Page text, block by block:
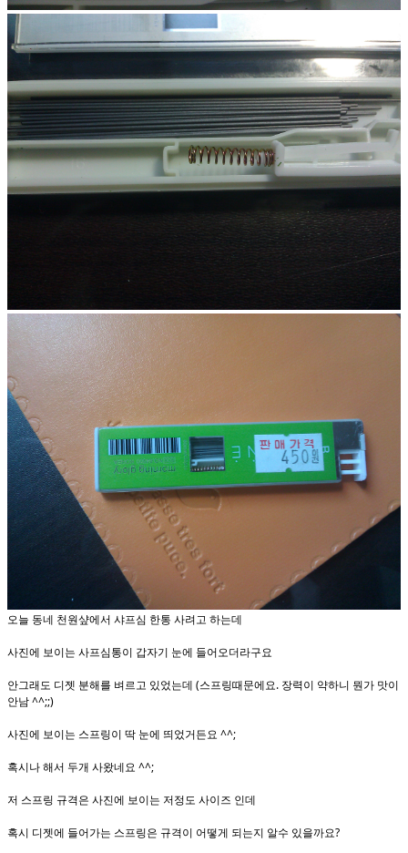
오늘 동네 천원샾에서 샤프심 한통 사려고 하는데
사진에 보이는 사프심통이 갑자기 눈에 들어오더라구요
안그래도 디젯 분해를 벼르고 있었는데 (스프링때문에요. 장력이 약하니 뭔가 맛이
안남 ^^;;)
사진에 보이는 스프링이 딱 눈에 띄었거든요 ^^;
혹시나 해서 두개 사왔네요 ^^;
저 스프링 규격은 사진에 보이는 저정도 사이즈 인데
혹시 디젯에 들어가는 스프링은 규격이 어떻게 되는지 알수 있을까요?